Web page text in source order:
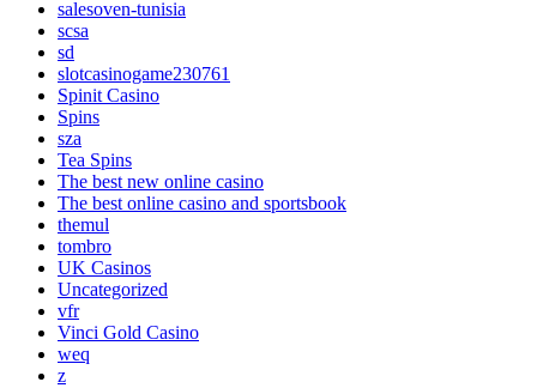
salesoven-tunisia
scsa
sd
slotcasinogame230761
Spinit Casino
Spins
sza
Tea Spins
The best new online casino
The best online casino and sportsbook
themul
tombro
UK Casinos
Uncategorized
vfr
Vinci Gold Casino
weq
z